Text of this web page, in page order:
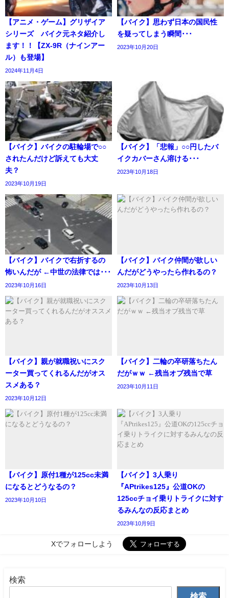
【アニメ・ゲーム】グリザイア
シリーズ バイク元ネタ紹介し
ます！！【ZX-9R（ナインアー
ル）も登場】
2024年11月4日
【バイク】思わず日本の国民性
を疑ってしまう瞬間･･･
2023年10月20日
【バイク】バイクの駐輪場で○○
されたんだけど訴えても大丈
夫？
2023年10月19日
【バイク】「悲報」○○円したバ
イクカバーさん溶ける･･･
2023年10月18日
【バイク】バイクで右折するの
怖いんだが ←中世の法律では･･･
2023年10月16日
【バイク】バイク仲間が欲しい
んだがどうやったら作れるの？
2023年10月13日
【バイク】親が就職祝いにスク
ーター買ってくれるんだがオス
スメある？
2023年10月12日
【バイク】二輪の卒研落ちたん
だがｗｗ ←残当オブ残当で草
2023年10月11日
【バイク】原付1種が125cc未満
になるとどうなるの？
2023年10月10日
【バイク】3人乗り
『APtrikes125』公道OKの
125ccチョイ乗りトライクに対す
るみんなの反応まとめ
2023年10月9日
Xでフォローしよう
検索
検索